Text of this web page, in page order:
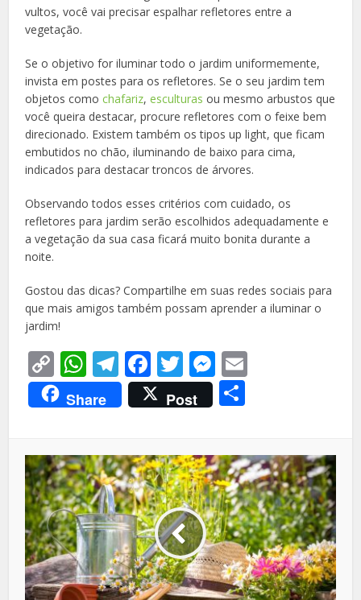
vultos, você vai precisar espalhar refletores entre a
vegetação.
Se o objetivo for iluminar todo o jardim uniformemente,
invista em postes para os refletores. Se o seu jardim tem
objetos comochafariz,esculturas ou mesmo arbustos que
você queira destacar, procure refletores com o feixe bem
direcionado. Existem também os tipos up light, que ficam
embutidos no chão, iluminando de baixo para cima,
indicados para destacar troncos de árvores.
Observando todos esses critérios com cuidado, os
refletores para jardim serão escolhidos adequadamente e
a vegetação da sua casa ficará muito bonita durante a
noite.
Gostou das dicas? Compartilhe em suas redes sociais para
que mais amigos também possam aprender a iluminar o
jardim!
Copy
Link
WhatsApp
Telegram
Facebook
TwitterMessenger
Share Post